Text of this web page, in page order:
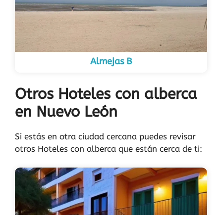
Almejas B
Otros Hoteles con alberca
en Nuevo León
Si estás en otra ciudad cercana puedes revisar
otros Hoteles con alberca que están cerca de ti: